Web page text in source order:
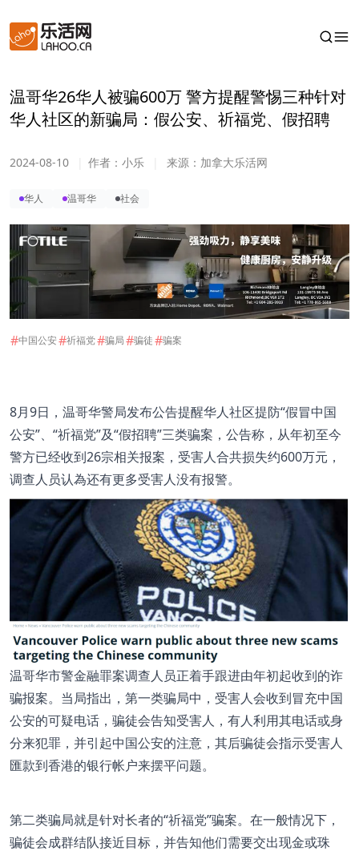
温哥华26华人被骗600万 警方提醒警惕三种针对
华人社区的新骗局：假公安、祈福党、假招聘
2024-08-10 作者： 小乐 来源： 加拿大乐活网
华人 温哥华 社会
#中国公安#祈福党#骗局#骗徒#骗案
8月9日，温哥华警局发布公告提醒华人社区提防“假冒中国
公安”、“祈福党”及“假招聘”三类骗案，公告称，从年初至今
警方已经收到26宗相关报案，受害人合共损失约600万元，
调查人员认為还有更多受害人没有报警。
温哥华市警金融罪案调查人员正着手跟进由年初起收到的诈
骗报案。当局指出，第一类骗局中，受害人会收到冒充中国
公安的可疑电话，骗徒会告知受害人，有人利用其电话或身
分来犯罪，并引起中国公安的注意，其后骗徒会指示受害人
匯款到香港的银行帐户来摆平问题。
第二类骗局就是针对长者的“祈福党”骗案。在一般情况下，
骗徒会成群结队接近目标，并告知他们需要交出现金或珠